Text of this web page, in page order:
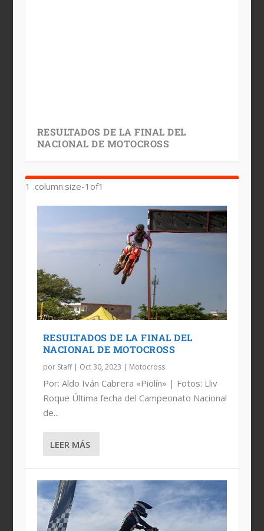
RESULTADOS DE LA FINAL DEL
NACIONAL DE MOTOCROSS
3ª FECHA DE MX EN MAZATLÁN
RESULTADOS: RD. 4 NACIONAL DE
MOTOCROSS
LAS IMÁGENES DEL NACIONAL DE
MOTOCROSS EN MAZATLÁN...
MAZATLÁN ES OTRA COSA; LO QUE
OCURRIÓ EN EL NACION...
RESULTADOS DE LA FINAL DEL
NACIONAL DE MOTOCROSS
por Staff| Oct 30, 2023 | Motocross
Por: Aldo Iván Cabrera «Piolín» | Fotos: Lliv
Roque Última fecha del Campeonato Nacional
de...
LEER MÁS